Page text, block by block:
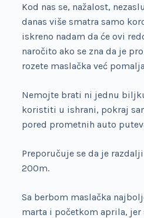
Kod nas se, nažalost,
danas više smatra samo
iskreno nadam da će ovi
naročito ako se zna da je
rozete maslačka već
Nemojte brati ni jednu
koristiti u ishrani, pokraj
pored prometnih auto
Preporučuje se da je
200m.
Sa berbom maslačka
marta i početkom aprila,